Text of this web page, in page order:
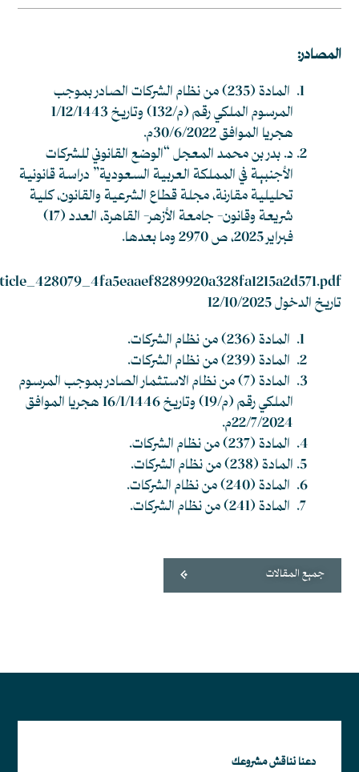
المصادر:
المادة (235) من نظام الشركات الصادر بموجب
المرسوم الملكي رقم (م/132) وتاريخ 1/12/1443
هجريا الموافق 30/6/2022م.
د. بدر بن محمد المعجل “الوضع القانوني للشركات
الأجنبية في المملكة العربية السعودية” دراسة قانونية
تحليلية مقارنة، مجلة قطاع الشرعية والقانون، كلية
شريعة وقانون- جامعة الأزهر- القاهرة، العدد (17)
فبراير 2025، ص 2970 وما بعدها.
تاريخ الدخول 12/10/2025
المادة (236) من نظام الشركات.
المادة (239) من نظام الشركات.
المادة (7) من نظام الاستثمار الصادر بموجب المرسوم
الملكي رقم (م/19) وتاريخ 16/1/1446 هجريا الموافق
22/7/2024م.
المادة (237) من نظام الشركات.
المادة (238) من نظام الشركات.
المادة (240) من نظام الشركات.
المادة (241) من نظام الشركات.
جميع المقالات
دعنا نناقش مشروعك